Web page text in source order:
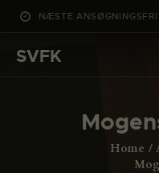
NÆSTE
SVFK
Home
DET SKER
PROJEKTER
CHANNEL